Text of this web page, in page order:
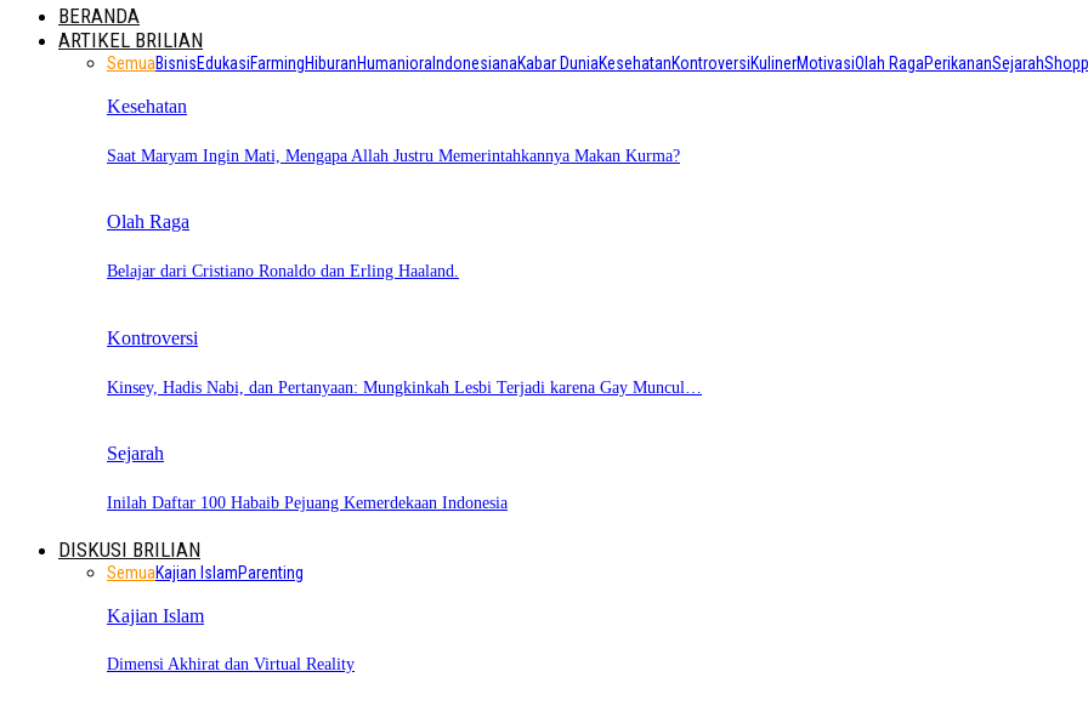
BERANDA
ARTIKEL BRILIAN
SemuaBisnisEdukasiFarmingHiburanHumaniora IndonesianaKabar DuniaKesehatanKontroversiKulinerMotivasiOlah RagaPerikananSejarah
Kesehatan
Saat Maryam Ingin Mati, Mengapa Allah Justru Memerintahkannya Makan Kurma?
Olah Raga
Belajar dari Cristiano Ronaldo dan Erling Haaland.
Kontroversi
Kinsey, Hadis Nabi, dan Pertanyaan: Mungkinkah Lesbi Terjadi karena Gay Muncul…
Sejarah
Inilah Daftar 100 Habaib Pejuang Kemerdekaan Indonesia
DISKUSI BRILIAN
SemuaKajian IslamParenting
Kajian Islam
Dimensi Akhirat dan Virtual Reality